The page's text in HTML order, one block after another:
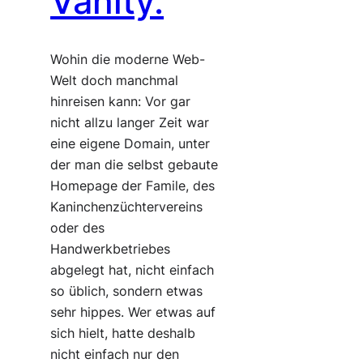
Wohin die moderne Web-
Welt doch manchmal
hinreisen kann: Vor gar
nicht allzu langer Zeit war
eine eigene Domain, unter
der man die selbst gebaute
Homepage der Famile, des
Kaninchenzüchtervereins
oder des
Handwerkbetriebes
abgelegt hat, nicht einfach
so üblich, sondern etwas
sehr hippes. Wer etwas auf
sich hielt, hatte deshalb
nicht einfach nur den